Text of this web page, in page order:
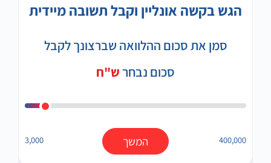
הגש בקשה אונליין וקבל תשובה מיידית
סמן את סכום ההלוואה שברצונך לקבל
סכום נבחרש"ח
3,000 400,000 המשך